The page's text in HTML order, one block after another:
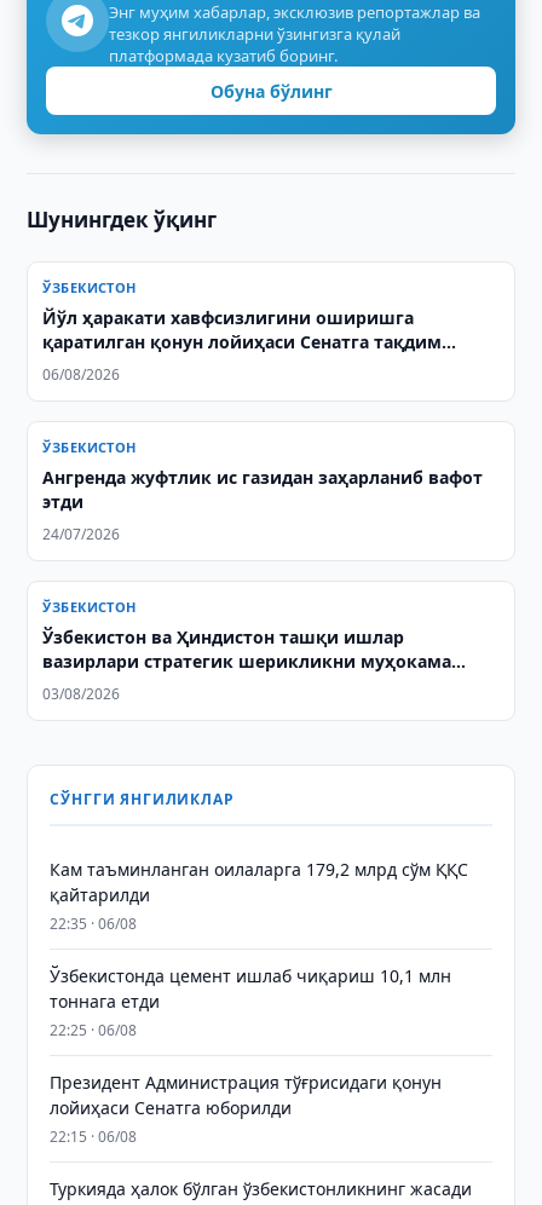
Энг муҳим хабарлар, эксклюзив репортажлар ва
тезкор янгиликларни ўзингизга қулай
платформада кузатиб боринг.
Обуна бўлинг
Шунингдек ўқинг
ЎЗБЕКИСТОН
Йўл ҳаракати хавфсизлигини оширишга
қаратилган қонун лойиҳаси Сенатга тақдим
этилди
06/08/2026
ЎЗБЕКИСТОН
Ангренда жуфтлик ис газидан заҳарланиб вафот
этди
24/07/2026
ЎЗБЕКИСТОН
Ўзбекистон ва Ҳиндистон ташқи ишлар
вазирлари стратегик шерикликни муҳокама
қилди
03/08/2026
СЎНГГИ ЯНГИЛИКЛАР
Кам таъминланган оилаларга 179,2 млрд сўм ҚҚС
қайтарилди
22:35 · 06/08
Ўзбекистонда цемент ишлаб чиқариш 10,1 млн
тоннага етди
22:25 · 06/08
Президент Администрация тўғрисидаги қонун
лойиҳаси Сенатга юборилди
22:15 · 06/08
Туркияда ҳалок бўлган ўзбекистонликнинг жасади